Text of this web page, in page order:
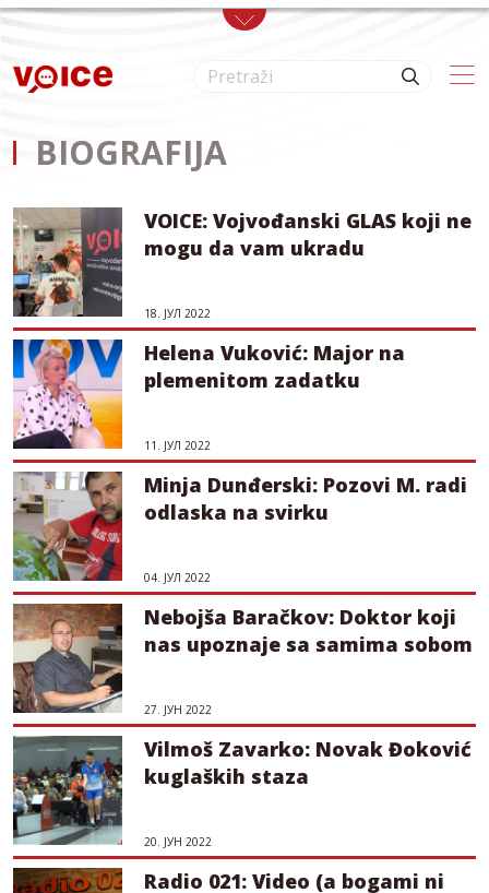
Skip to main content
BIOGRAFIJA
VOICE: Vojvođanski GLAS koji ne
mogu da vam ukradu
18. ЈУЛ 2022
Helena Vuković: Major na
plemenitom zadatku
11. ЈУЛ 2022
Minja Dunđerski: Pozovi M. radi
odlaska na svirku
04. ЈУЛ 2022
Nebojša Baračkov: Doktor koji
nas upoznaje sa samima sobom
27. ЈУН 2022
Vilmoš Zavarko: Novak Đoković
kuglaških staza
20. ЈУН 2022
Radio 021: Video (a bogami ni